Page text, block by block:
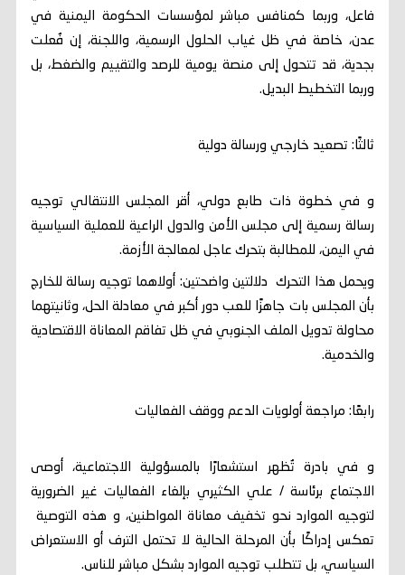
فاعل، وربما كمنافس مباشر لمؤسسات الحكومة اليمنية في
عدن، خاصة في ظل غياب الحلول الرسمية، واللجنة، إن فُعلت
بجدية، قد تتحول إلى منصة يومية للرصد والتقييم والضغط، بل
وربما التخطيط البديل.
ثالثًا: تصعيد خارجي ورسالة دولية
و في خطوة ذات طابع دولي، أقر المجلس الانتقالي توجيه
رسالة رسمية إلى مجلس الأمن والدول الراعية للعملية السياسية
في اليمن، للمطالبة بتحرك عاجل لمعالجة الأزمة.
ويحمل هذا التحرك دلالتين واضحتين: أولاهما توجيه رسالة للخارج
بأن المجلس بات جاهزًا للعب دور أكبر في معادلة الحل، وثانيتهما
محاولة تدويل الملف الجنوبي في ظل تفاقم المعاناة الاقتصادية
والخدمية.
رابعًا: مراجعة أولويات الدعم ووقف الفعاليات
و في بادرة تُظهر استشعارًا بالمسؤولية الاجتماعية، أوصى
الاجتماع برئاسة / علي الكثيري بإلغاء الفعاليات غير الضرورية
لتوجيه الموارد نحو تخفيف معاناة المواطنين، و هذه التوصية
تعكس إدراكًا بأن المرحلة الحالية لا تحتمل الترف أو الاستعراض
السياسي، بل تتطلب توجيه الموارد بشكل مباشر للناس.